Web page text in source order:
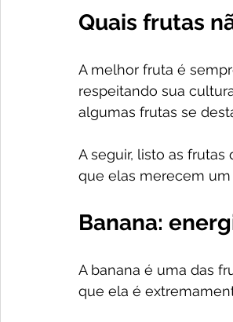
Quais frutas
A melhor fruta é
respeitando sua
algumas frutas se
A seguir, listo as
que elas merecem um
Banana:
A banana é uma das
que ela é